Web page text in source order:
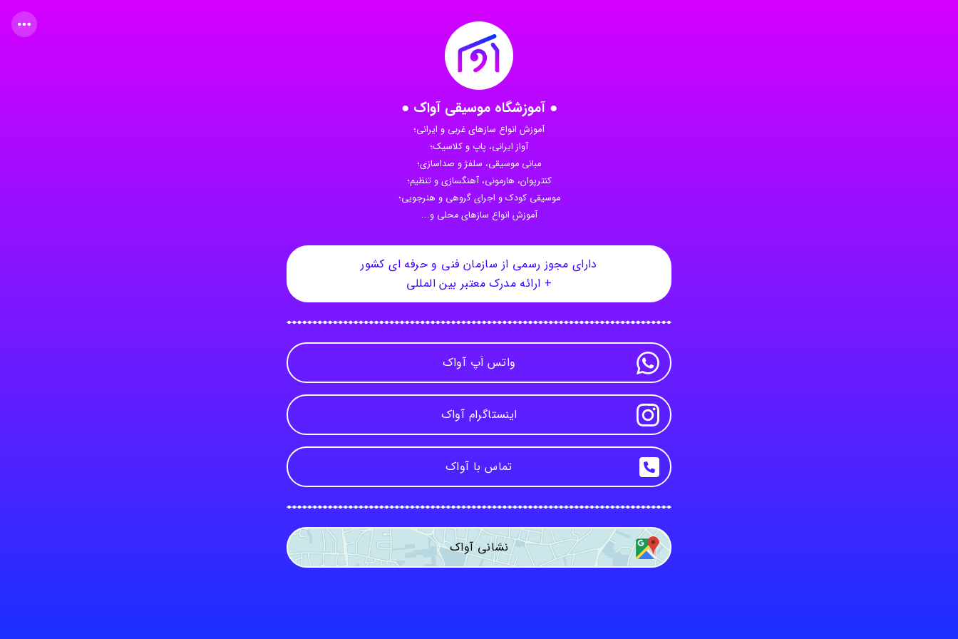
● آموزشگاه موسیقی آواک ●
آموزش انواع سازهای غربی و ایرانی؛
آواز ایرانی، پاپ و کلاسیک؛
مبانی موسیقی، سلفژ و صداسازی؛
کنترپوان، هارمونی، آهنگسازی و تنظیم؛
موسیقی کودک و اجرای گروهی و هنرجویی؛
آموزش انواع سازهای محلی و...
دارای مجوز رسمی از سازمان فنی و حرفه ای کشور
+ ارائه مدرک معتبر بین المللی
واتس اَپ آواک
اینستاگرام آواک
تماس با آواک
نشانی آواک